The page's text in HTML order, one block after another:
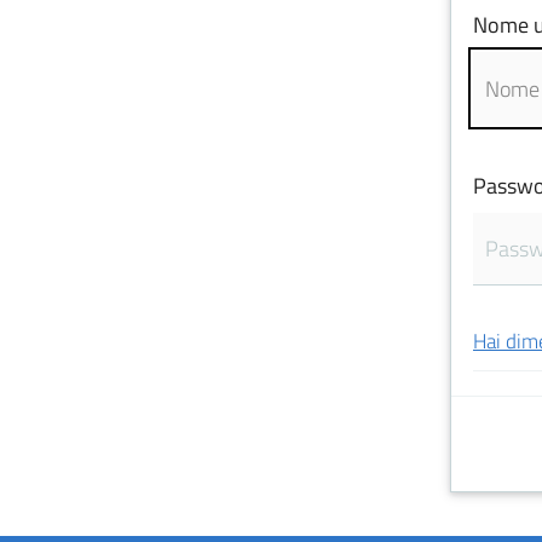
Nome
Hai